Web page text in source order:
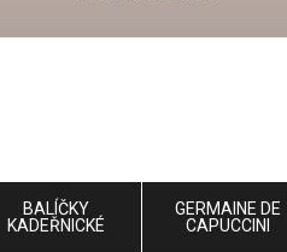
BALÍČKY
KADEŘNICKÉ
GERMAINE DE
CAPUCCINI